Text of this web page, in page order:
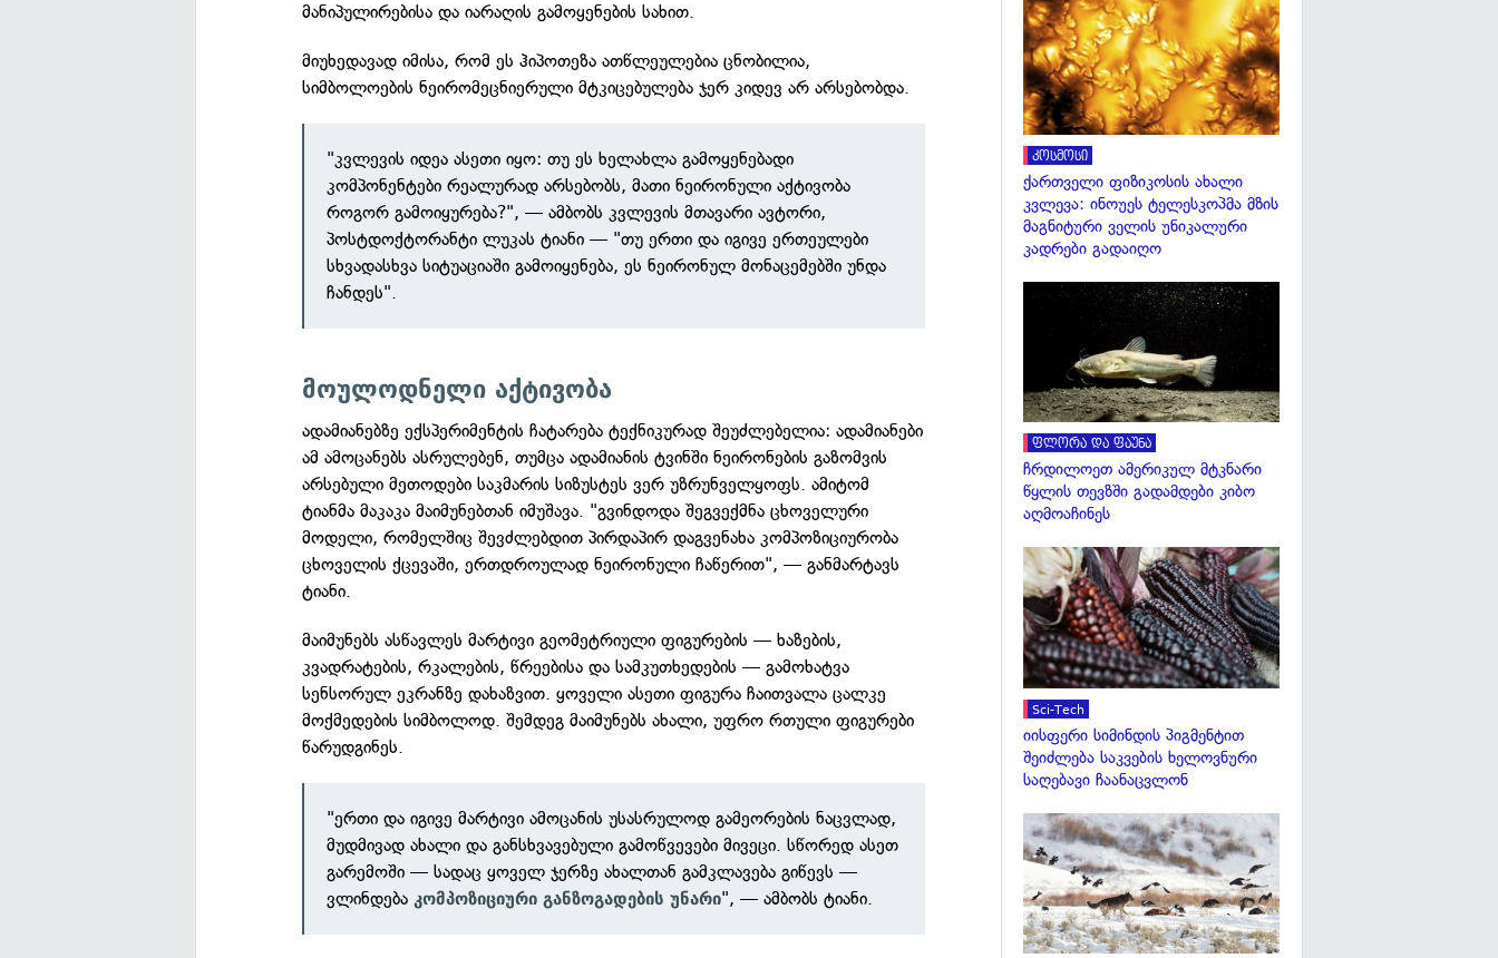
მანიპულირებისა და იარაღის გამოყენების სახით.
მიუხედავად იმისა, რომ ეს ჰიპოთეზა ათწლეულებია ცნობილია,
სიმბოლოების ნეირომეცნიერული მტკიცებულება ჯერ კიდევ არ არსებობდა.
"კვლევის იდეა ასეთი იყო: თუ ეს ხელახლა გამოყენებადი
კომპონენტები რეალურად არსებობს, მათი ნეირონული აქტივობა
როგორ გამოიყურება?", — ამბობს კვლევის მთავარი ავტორი,
პოსტდოქტორანტი ლუკას ტიანი — "თუ ერთი და იგივე ერთეულები
სხვადასხვა სიტუაციაში გამოიყენება, ეს ნეირონულ მონაცემებში უნდა
ჩანდეს".
მოულოდნელი აქტივობა
ადამიანებზე ექსპერიმენტის ჩატარება ტექნიკურად შეუძლებელია: ადამიანები
ამ ამოცანებს ასრულებენ, თუმცა ადამიანის ტვინში ნეირონების გაზომვის
არსებული მეთოდები საკმარის სიზუსტეს ვერ უზრუნველყოფს. ამიტომ
ტიანმა მაკაკა მაიმუნებთან იმუშავა. "გვინდოდა შეგვექმნა ცხოველური
მოდელი, რომელშიც შევძლებდით პირდაპირ დაგვენახა კომპოზიციურობა
ცხოველის ქცევაში, ერთდროულად ნეირონული ჩაწერით", — განმარტავს
ტიანი.
მაიმუნებს ასწავლეს მარტივი გეომეტრიული ფიგურების — ხაზების,
კვადრატების, რკალების, წრეებისა და სამკუთხედების — გამოხატვა
სენსორულ ეკრანზე დახაზვით. ყოველი ასეთი ფიგურა ჩაითვალა ცალკე
მოქმედების სიმბოლოდ. შემდეგ მაიმუნებს ახალი, უფრო რთული ფიგურები
წარუდგინეს.
"ერთი და იგივე მარტივი ამოცანის უსასრულოდ გამეორების ნაცვლად,
მუდმივად ახალი და განსხვავებული გამოწვევები მივეცი. სწორედ ასეთ
გარემოში — სადაც ყოველ ჯერზე ახალთან გამკლავება გიწევს —
ვლინდებაკომპოზიციური განზოგადების უნარი", — ამბობს ტიანი.
კოსმოსი
ქართველი ფიზიკოსის ახალი
კვლევა: ინოუეს ტელესკოპმა მზის
მაგნიტური ველის უნიკალური
კადრები გადაიღო
ფლორა და ფაუნა
ჩრდილოეთ ამერიკულ მტკნარი
წყლის თევზში გადამდები კიბო
აღმოაჩინეს
Sci-Tech
იისფერი სიმინდის პიგმენტით
შეიძლება საკვების ხელოვნური
საღებავი ჩაანაცვლონ